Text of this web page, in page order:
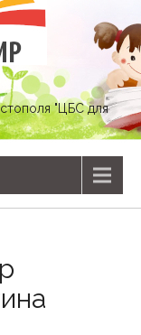
"ЦБС для